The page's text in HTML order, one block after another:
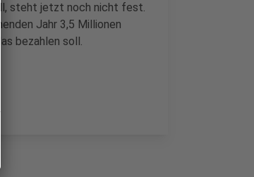
steht jetzt noch nicht fest.
Jahr 3,5 Millionen
bezahlen soll.